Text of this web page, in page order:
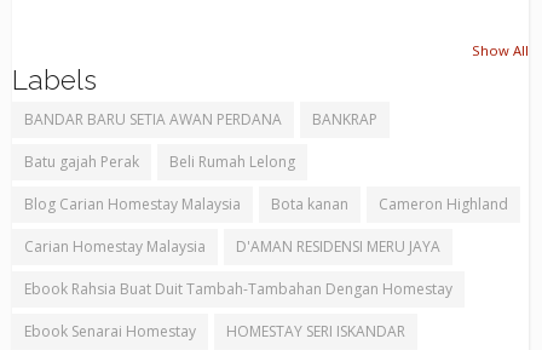
Show All
Labels
BANDAR BARU SETIA AWAN PERDANA BANKRAP
Batu gajah Perak Beli Rumah Lelong
Blog Carian Homestay Malaysia Bota kanan Cameron Highland
Carian Homestay Malaysia D'AMAN RESIDENSI MERU JAYA
Ebook Rahsia Buat Duit Tambah-Tambahan Dengan Homestay
Ebook Senarai Homestay HOMESTAY SERI ISKANDAR